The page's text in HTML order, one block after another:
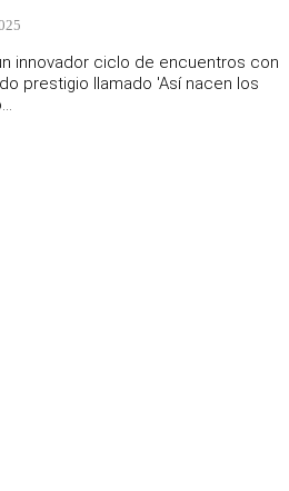
innovador ciclo de encuentros con
prestigio llamado 'Así nacen los